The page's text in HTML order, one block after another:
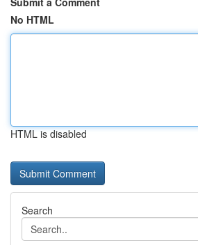
No HTML
HTML is disabled
Search